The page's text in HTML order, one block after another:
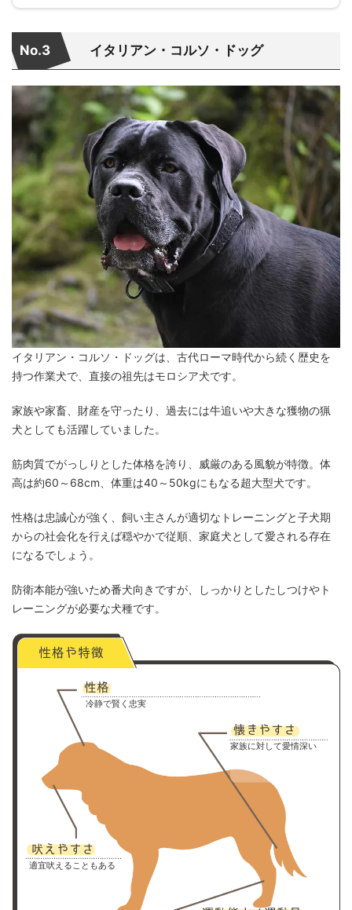
No.3 イタリアン・コルソ・ドッグ
イタリアン・コルソ・ドッグは、古代ローマ時代から続く歴史を
持つ作業犬で、直接の祖先はモロシア犬です。
家族や家畜、財産を守ったり、過去には牛追いや大きな獲物の猟
犬としても活躍していました。
筋肉質でがっしりとした体格を誇り、威厳のある風貌が特徴。体
高は約60～68cm、体重は40～50kgにもなる超大型犬です。
性格は忠誠心が強く、飼い主さんが適切なトレーニングと子犬期
からの社会化を行えば穏やかで従順、家庭犬として愛される存在
になるでしょう。
防衛本能が強いため番犬向きですが、しっかりとしたしつけやト
レーニングが必要な犬種です。
冷静で賢く忠実
家族に対して愛情深い
適宜吠えることもある